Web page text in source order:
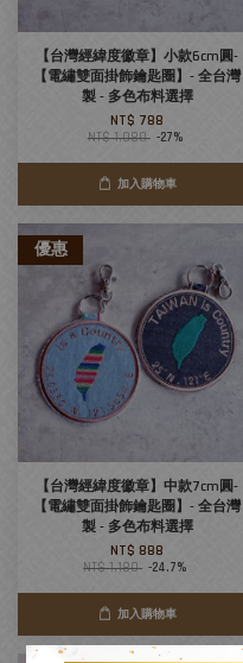
【台灣經緯度徽章】小款6cm圓-
【電繡雙面掛飾鑰匙圈】- 全台灣
製 - 多色布料選擇
NT$ 788
NT$ 1,080 -27%
加入購物車
優惠
【台灣經緯度徽章】中款7cm圓-
【電繡雙面掛飾鑰匙圈】- 全台灣
製 - 多色布料選擇
NT$ 888
NT$ 1,180 -24.7%
加入購物車